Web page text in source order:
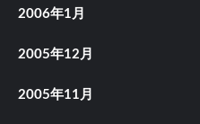
2006年1月
2005年12月
2005年11月